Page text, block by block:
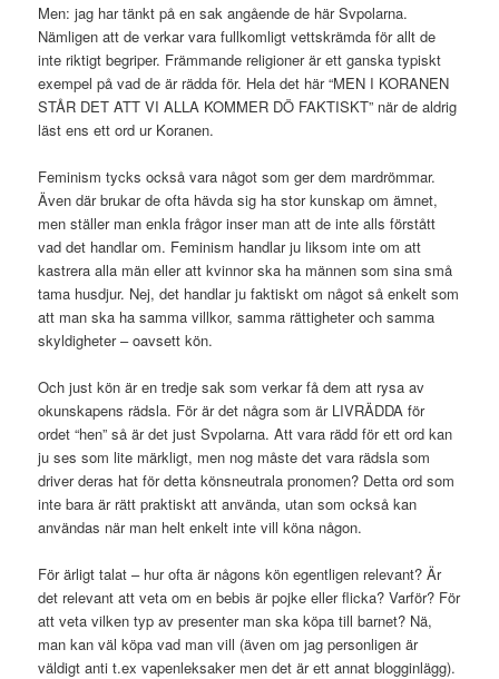
Men: jag har tänkt på en sak angående de här Svpolarna.
Nämligen att de verkar vara fullkomligt vettskrämda för allt de
inte riktigt begriper. Främmande religioner är ett ganska typiskt
exempel på vad de är rädda för. Hela det här “MEN I KORANEN
STÅR DET ATT VI ALLA KOMMER DÖ FAKTISKT” när de aldrig
läst ens ett ord ur Koranen.
Feminism tycks också vara något som ger dem mardrömmar.
Även där brukar de ofta hävda sig ha stor kunskap om ämnet,
men ställer man enkla frågor inser man att de inte alls förstått
vad det handlar om. Feminism handlar ju liksom inte om att
kastrera alla män eller att kvinnor ska ha männen som sina små
tama husdjur. Nej, det handlar ju faktiskt om något så enkelt som
att man ska ha samma villkor, samma rättigheter och samma
skyldigheter – oavsett kön.
Och just kön är en tredje sak som verkar få dem att rysa av
okunskapens rädsla. För är det några som är LIVRÄDDA för
ordet “hen” så är det just Svpolarna. Att vara rädd för ett ord kan
ju ses som lite märkligt, men nog måste det vara rädsla som
driver deras hat för detta könsneutrala pronomen? Detta ord som
inte bara är rätt praktiskt att använda, utan som också kan
användas när man helt enkelt inte vill köna någon.
För ärligt talat – hur ofta är någons kön egentligen relevant? Är
det relevant att veta om en bebis är pojke eller flicka? Varför? För
att veta vilken typ av presenter man ska köpa till barnet? Nä,
man kan väl köpa vad man vill (även om jag personligen är
väldigt anti t.ex vapenleksaker men det är ett annat blogginlägg).